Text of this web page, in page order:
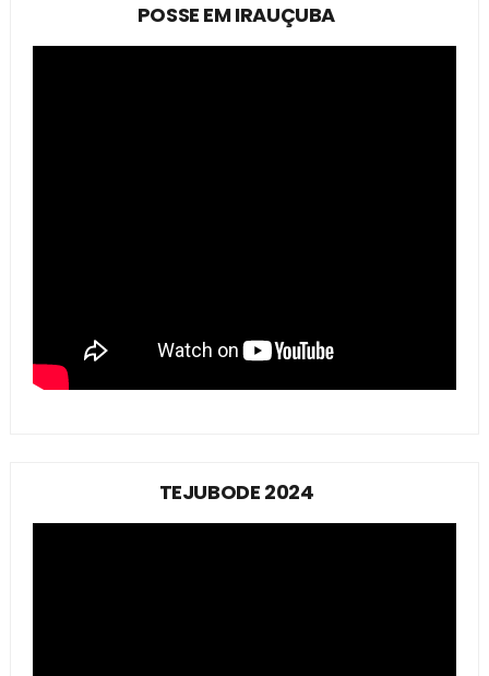
POSSE EM IRAUÇUBA
TEJUBODE 2024